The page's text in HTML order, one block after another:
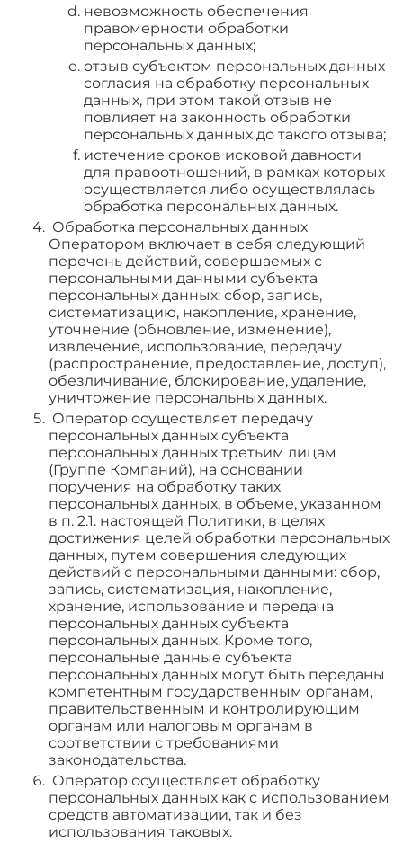
невозможность обеспечения
правомерности обработки
персональных данных;
отзыв субъектом персональных данных
согласия на обработку персональных
данных, при этом такой отзыв не
повлияет на законность обработки
персональных данных до такого отзыва;
истечение сроков исковой давности
для правоотношений, в рамках которых
осуществляется либо осуществлялась
обработка персональных данных.
Обработка персональных данных
Оператором включает в себя следующий
перечень действий, совершаемых с
персональными данными субъекта
персональных данных: сбор, запись,
систематизацию, накопление, хранение,
уточнение (обновление, изменение),
извлечение, использование, передачу
(распространение, предоставление, доступ),
обезличивание, блокирование, удаление,
уничтожение персональных данных.
Оператор осуществляет передачу
персональных данных субъекта
персональных данных третьим лицам
(Группе Компаний), на основании
поручения на обработку таких
персональных данных, в объеме, указанном
в п. 2.1. настоящей Политики, в целях
достижения целей обработки персональных
данных, путем совершения следующих
действий с персональными данными: сбор,
запись, систематизация, накопление,
хранение, использование и передача
персональных данных субъекта
персональных данных. Кроме того,
персональные данные субъекта
персональных данных могут быть переданы
компетентным государственным органам,
правительственным и контролирующим
органам или налоговым органам в
соответствии с требованиями
законодательства.
Оператор осуществляет обработку
персональных данных как с использованием
средств автоматизации, так и без
использования таковых.